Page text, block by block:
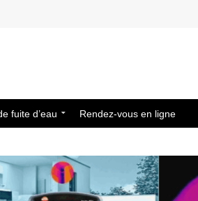
fuite d’eau Rendez-vous en ligne